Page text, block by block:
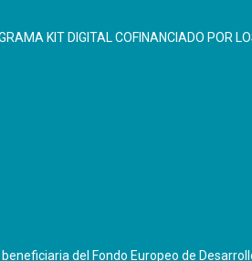
KIT DIGITAL COFINANCIADO POR
beneficiaria del Fondo Europeo de